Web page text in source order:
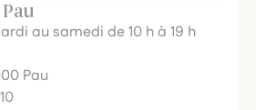
au samedi de 10 h à 19 h
Pau